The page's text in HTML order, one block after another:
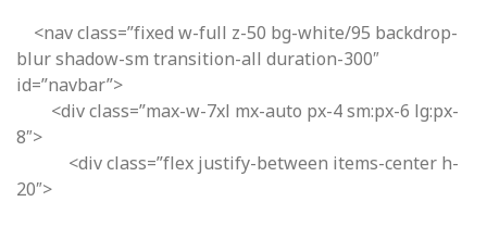
<nav class=”fixed w-full z-50 bg-white/95 backdrop-
blur shadow-sm transition-all duration-300″
id=”navbar”>
<div class=”max-w-7xl mx-auto px-4 sm:px-6 lg:px-
8″>
<div class=”flex justify-between items-center h-
20″>